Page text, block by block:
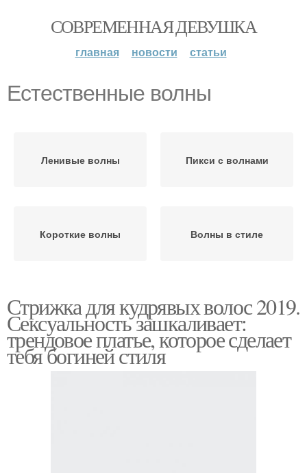
СОВРЕМЕННАЯ ДЕВУШКА
главная новости статьи
Естественные волны
Ленивые волны Пикси с волнами
Короткие волны Волны в стиле
Стрижка для кудрявых волос 2019.
Сексуальность зашкаливает:
трендовое платье, которое сделает
тебя богиней стиля